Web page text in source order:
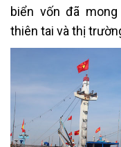
biển vốn đã
thiên tai và thị